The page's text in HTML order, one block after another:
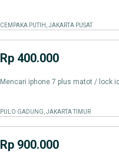
CEMPAKA PUTIH, JAKARTA PUSAT
Rp 400.000
Mencari iphone 7 plus matot / lock
PULO GADUNG, JAKARTA TIMUR
Rp 900.000